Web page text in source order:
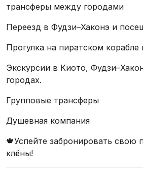
трансферы между городами
Переезд в Фудзи–Хаконэ и
Прогулка на пиратском корабле
Экскурсии в Киото,
городах.
Групповые трансферы
Душевная компания
🍁Успейте забронировать свою
клёны!